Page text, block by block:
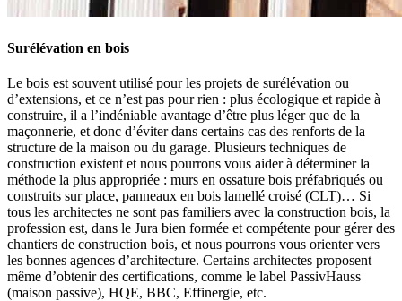
Surélévation en bois
Le bois est souvent utilisé pour les projets de surélévation ou
d’extensions, et ce n’est pas pour rien : plus écologique et rapide à
construire, il a l’indéniable avantage d’être plus léger que de la
maçonnerie, et donc d’éviter dans certains cas des renforts de la
structure de la maison ou du garage. Plusieurs techniques de
construction existent et nous pourrons vous aider à déterminer la
méthode la plus appropriée : murs en ossature bois préfabriqués ou
construits sur place, panneaux en bois lamellé croisé (CLT)… Si
tous les architectes ne sont pas familiers avec la construction bois, la
profession est, dans le Jura bien formée et compétente pour gérer des
chantiers de construction bois, et nous pourrons vous orienter vers
les bonnes agences d’architecture. Certains architectes proposent
même d’obtenir des certifications, comme le label PassivHauss
(maison passive), HQE, BBC, Effinergie, etc.